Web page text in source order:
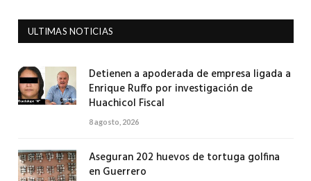
ULTIMAS NOTICIAS
Detienen a apoderada de empresa ligada a
Enrique Ruffo por investigación de
Huachicol Fiscal
8 agosto, 2026
Aseguran 202 huevos de tortuga golfina
en Guerrero